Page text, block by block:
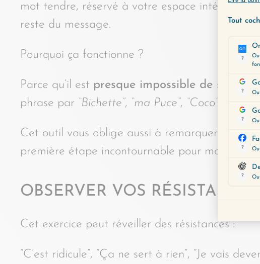
mot tendre, réservé à votre espace intérieur,
reste du message.
Pourquoi ça fonctionne ?
Parce qu’il est presque impossible de se juger
phrase par “Bichette”, “ma Puce”, “Coco” “Juju”
Cet outil vous oblige aussi à remarquer quand
première étape incontournable pour modifier
OBSERVER VOS RÉSISTANCES
Cet exercice peut réveiller des résistances :
“C’est ridicule”, “Ça ne sert à rien”, “Je vais